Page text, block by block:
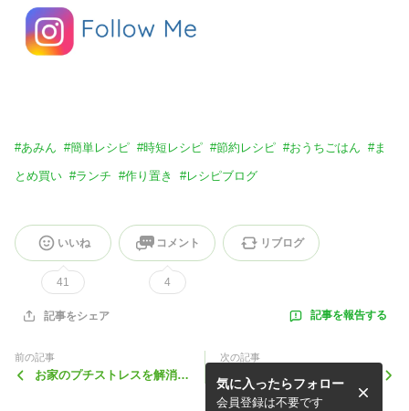
#あみん #簡単レシピ #時短レシピ #節約レシピ #おうちごはん #ま
とめ買い #ランチ #作り置き #レシピブログ
いいね
41
コメント
4
リブログ
記事をシェア 記事を報告する
前の記事
お家のプチストレスを解消。
次の記事
DW♪来たる夏！お庭の野菜
達。
気に入ったらフォロー
会員登録は不要です